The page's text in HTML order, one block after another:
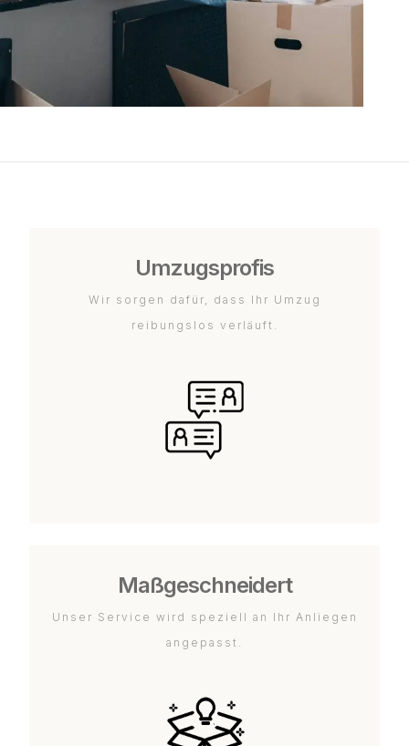
Umzugsprofis
Wir sorgen dafür, dass Ihr Umzug
reibungslos verläuft.
Maßgeschneidert
Unser Service wird speziell an Ihr Anliegen
angepasst.